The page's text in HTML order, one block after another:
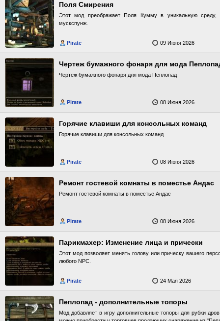
Поля Смирения
Этот мод преображает Поля Кумму в уникальную среду,
мускспунж.
Pirate 09 Июня 2026
Чертеж бумажного фонаря для мода
Чертеж бумажного фонаря для мода Пеплопад
Pirate 08 Июня 2026
Горячие клавиши для консольных команд
Горячие клавиши для консольных команд
Pirate 08 Июня 2026
Ремонт гостевой комнаты в поместье Андас
Ремонт гостевой комнаты в поместье Андас
Pirate 08 Июня 2026
Парикмахер: Изменение лица и прически
Этот мод позволяет менять голову или прическу вашего
любого NPC.
Pirate 24 Мая 2026
Пеплопад - дополнительные топоры
Мод добавляет в игру дополнительные топоры для рубки